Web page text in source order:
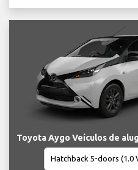
Toyota Aygo Veículos de